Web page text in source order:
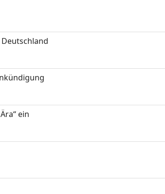
ein